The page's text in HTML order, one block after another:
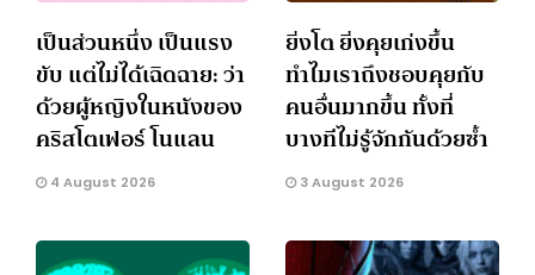
เป็นส่วนหนึ่ง เป็นแรง
ขับ แต่ไม่ได้เฉิดฉาย: ว่า
ด้วยผู้หญิงในหนังของ
คริสโตเฟอร์ โนแลน
4 August 2026
ยิ่งโต ยิ่งคุยเก่งขึ้น
ทำไมเราถึงชอบคุยกับ
คนอื่นมากขึ้น ทั้งที่
บางทีไม่รู้จักกันด้วยซ้ำ
3 August 2026